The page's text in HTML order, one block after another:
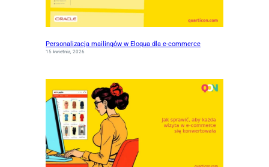
Personalizacja mailingów w Eloqua dla e-commerce
15 kwietnia, 2026